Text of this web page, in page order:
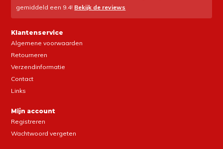
gemiddeld een 9.4! Bekijk de reviews
Klantenservice
Algemene voorwaarden
Retourneren
Verzendinformatie
Contact
Links
Mijn account
Registreren
Wachtwoord vergeten